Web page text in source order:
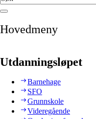
Hovedmeny
Utdanningsløpet
Barnehage
SFO
Grunnskole
Videregående